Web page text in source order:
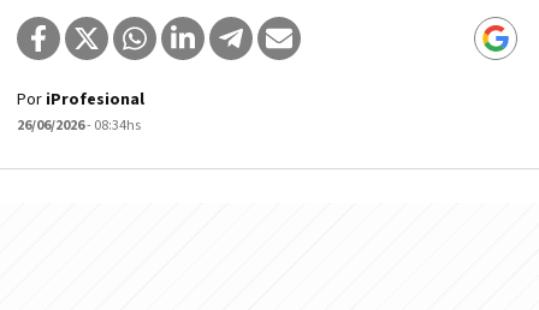
Por iProfesional
26/06/2026- 08:34hs